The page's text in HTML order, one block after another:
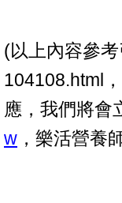
(以上內容參
104108.html
應，我們將會
w ，樂活營養